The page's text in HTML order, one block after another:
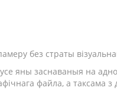
без страты
яны заснаваныя на
файла, а таксама